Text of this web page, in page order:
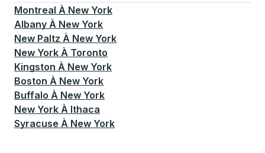
Montreal À New York
Albany À New York
New Paltz À New York
New York À Toronto
Kingston À New York
Boston À New York
Buffalo À New York
New York À Ithaca
Syracuse À New York